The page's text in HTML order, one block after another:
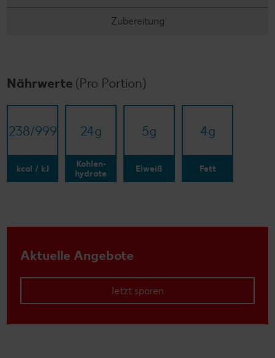
Zubereitung
Nährwerte (Pro Portion)
238/​999
kcal / kJ
24g
Kohlen-
hydrate
5g
Eiweiß
4g
Fett
Aktuelle Angebote
Jetzt sparen